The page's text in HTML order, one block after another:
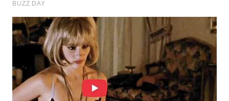
Wahana
Media
Group
WAHANA
NEWS
WAHANA
TANI